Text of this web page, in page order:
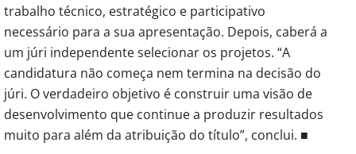
trabalho técnico, estratégico e participativo
necessário para a sua apresentação. Depois, caberá a
um júri independente selecionar os projetos. “A
candidatura não começa nem termina na decisão do
júri. O verdadeiro objetivo é construir uma visão de
desenvolvimento que continue a produzir resultados
muito para além da atribuição do título”, conclui. ■